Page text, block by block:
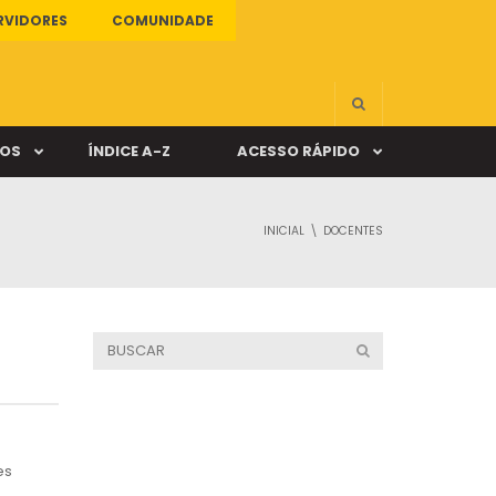
COMUNIDADE
ÍNDICE A-Z ACESSO RÁPIDO
INICIAL DOCENTES